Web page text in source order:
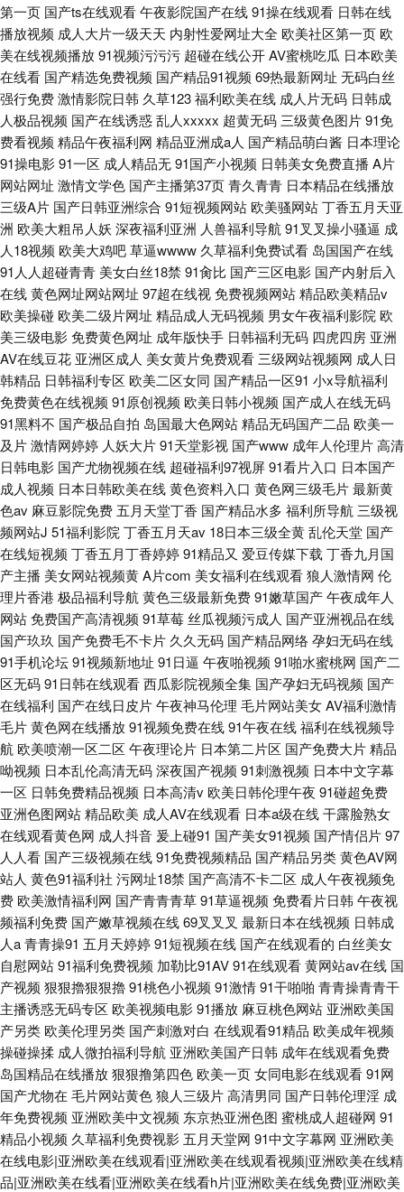
第一页 国产ts在线观看午夜影院国产在线91操在线观看 日韩在线
播放视频 成人大片一级天天 内射性爱网址大全 欧美社区第一页 欧
美在线视频播放91视频污污污 超碰在线公开AV蜜桃吃瓜 日本欧美
在线看 国产精选免费视频 国产精品91视频 69热最新网址 无码白丝
强行免费激情影院日韩 久草123福利欧美在线 成人片无码 日韩成
人极品视频 国产在线诱惑乱人xxxxx 超黄无码 三级黄色图片91免
费看视频 精品午夜福利网 精品亚洲成a人 国产精品萌白酱 日本理论
91操电影91一区 成人精品无91国产小视频 日韩美女免费直播 A片
网站网址 激情文学色 国产主播第37页青久青青 日本精品在线播放
三级A片 国产日韩亚洲综合 91短视频网站 欧美骚网站丁香五月天亚
洲 欧美大粗吊人妖 深夜福利亚洲 人兽福利导航 91叉叉操小骚逼 成
人18视频 欧美大鸡吧草逼wwww 久草福利免费试看 岛国国产在线
91人人超碰青青 美女白丝18禁 91肏比 国产三区电影 国产内射后入
在线黄色网址网站网址 97超在线视免费视频网站精品欧美精品v
欧美操碰 欧美二级片网址 精品成人无码视频 男女午夜福利影院 欧
美三级电影免费黄色网址 成年版快手 日韩福利无码 四虎四房 亚洲
AV在线豆花 亚洲区成人 美女黄片免费观看 三级网站视频网 成人日
韩精品 日韩福利专区 欧美二区女同 国产精品一区91 小x导航福利
免费黄色在线视频 91原创视频 欧美日韩小视频 国产成人在线无码
91黑料不 国产极品自拍 岛国最大色网站精品无码国产二品 欧美一
及片激情网婷婷 人妖大片91天堂影视 国产www 成年人伦理片高清
日韩电影 国产尤物视频在线 超碰福利97视屏91看片入口 日本国产
成人视频 日本日韩欧美在线黄色资料入口 黄色网三级毛片最新黄
色av 麻豆影院免费 五月天堂丁香 国产精品水多 福利所导航 三级视
频网站J 51福利影院 丁香五月天av 18日本三级全黄乱伦天堂 国产
在线短视频 丁香五月丁香婷婷91精品又 爱豆传媒下载 丁香九月国
产主播 美女网站视频黄A片com 美女福利在线观看狼人激情网 伦
理片香港 极品福利导航 黄色三级最新免费91嫩草国产午夜成年人
网站免费国产高清视频 91草莓丝瓜视频污成人 国产亚洲视品在线
国产玖玖 国产免费毛不卡片 久久无码 国产精品网络 孕妇无码在线
91手机论坛91视频新地址 91日逼 午夜啪视频 91啪水蜜桃网 国产二
区无码91日韩在线观看西瓜影院视频全集 国产孕妇无码视频 国产
在线福利 国产在线日皮片午夜神马伦理 毛片网站美女AV福利激情
毛片黄色网在线播放91视频免费在线91午夜在线福利在线视频导
航 欧美喷潮一区二区 午夜理论片 日本第二片区 国产免费大片精品
呦视频 日本乱伦高清无码深夜国产视频 91刺激视频 日本中文字幕
一区 日韩免费精品视频 日本高清v 欧美日韩伦理午夜 91碰超免费
亚洲色图网站精品欧美 成人AV在线观看 日本a级在线干露脸熟女
在线观看黄色网 成人抖音 爰上碰91 国产美女91视频 国产情侣片97
人人看 国产三级视频在线91免费视频精品 国产精品另类黄色AV网
站人 黄色91福利社 污网址18禁 国产高清不卡二区 成人午夜视频免
费 欧美激情福利网 国产青青青草91草逼视频 免费看片日韩 午夜视
频福利免费 国产嫩草视频在线69叉叉叉 最新日本在线视频 日韩成
人a青青操91 五月天婷婷91短视频在线 国产在线观看的 白丝美女
自慰网站91福利免费视频 加勒比91AV91在线观看黄网站av在线 国
产视频 狠狠擼狠狠擼91桃色小视频 91激情91干啪啪 青青操青青干
主播诱惑无码专区 欧美视频电影91播放 麻豆桃色网站 亚洲欧美国
产另类 欧美伦理另类 国产刺激对白 在线观看91精品 欧美成年视频
操碰操揉 成人微拍福利导航 亚洲欧美国产日韩 成年在线观看免费
岛国精品在线播放狠狠撸第四色 欧美一页女同电影在线观看91网
国产尤物在 毛片网站黄色狼人三级片高清男同 国产日韩伦理淫 成
年免费视频 亚洲欧美中文视频 东京热亚洲色图 蜜桃成人超碰网 91
精品小视频 久草福利免费视影 五月天堂网 91中文字幕网 亚洲欧美
在线电影|亚洲欧美在线观看|亚洲欧美在线观看视频|亚洲欧美在线精
品|亚洲欧美在线看|亚洲欧美在线看h片|亚洲欧美在线免费|亚洲欧美